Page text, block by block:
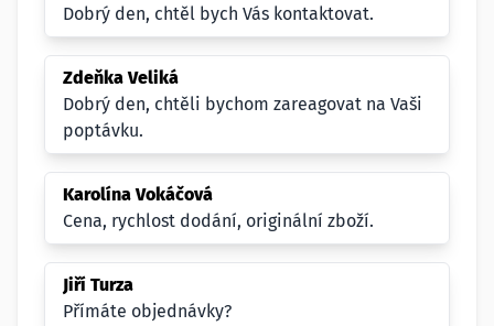
Dobrý den, chtěl bych Vás kontaktovat.
Zdeňka Veliká
Dobrý den, chtěli bychom zareagovat na Vaši
poptávku.
Karolína Vokáčová
Cena, rychlost dodání, originální zboží.
Jiří Turza
Přímáte objednávky?